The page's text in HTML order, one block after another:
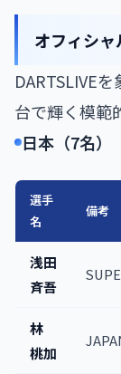
オフィシャ
DARTSLIVE
台で輝く模範
日本（7名）
選手
名
備考
浅田
斉吾
林
桃加